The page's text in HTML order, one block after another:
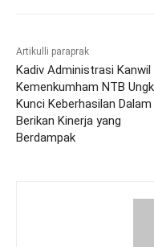
Artikulli paraprak
Kadiv Administrasi Kanwil
Kemenkumham NTB
Kunci Keberhasilan Dalam
Berikan Kinerja yang
Berdampak